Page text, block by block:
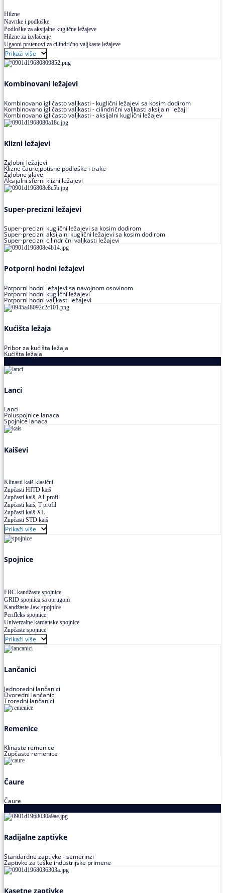
Hilzne
Navrtke i podloške
Podloške za aksijalne kuglične ležajeve
Hilzne za izvlačenje
Ugaoni prstenovi za cilindrično valjkaste ležajeve
Prikaži više
Kombinovani ležajevi
Kombinovano igličasto valjkasti - kuglični ležajevi sa kosim dodirom
Kombinovano igličasto valjkasti - cilindrični valjkasti aksijalni ležaji
Kombinovano igličasto valjkasti - aksijalni kuglični ležajevi
Klizni ležajevi
Zglobni ležajevi
Klizne čaure,potisne podloške i trake
Zglobne glave
Aksijalni sferni klizni ležajevi
Super-precizni ležajevi
Super-precizni kuglični ležajevi sa kosim dodirom
Super-precizni aksijalni kuglični ležajevi sa kosim dodirom
Super-precizni cilindrični valjkasti ležajevi
Potporni hodni ležajevi
Potporni hodni ležajevi sa navojnom osovinom
Potporni hodni kuglični ležajevi
Potporni hodni valjkasti ležajevi
Kućišta ležaja
Pribor za kućišta ležaja
Kućišta ležaja
Lanci
Lanci
Poluspojnice lanaca
Spojnice lanaca
Kaiševi
Klinasti kaiš klasični
Zupčasti HITD kaiš
Zupčasti kaiš, AT profil
Zupčasti kaiš, T profil
Zupčasti kaiš XL
Zupčasti STD kaiš
Uskoprofilno klinasto remenje
Uskoprofilno klinasto remenje spojeno
Uskoprofilno klinasto remenje XP extra power
Prikaži više
Spojnice
FRC kandžaste spojnice
GRID spojnica sa oprugom
Kandžaste Jaw spojnice
Perifleks spojnice
Univerzalne kardanske spojnice
Zupčaste spojnice
Prikaži više
Lančanici
Jednoredni lančanici
Dvoredni lančanici
Troredni lančanici
Remenice
Klinaste remenice
Zupčaste remenice
Čaure
Čaure
Radijalne zaptivke
Standardne zaptivke - semerinzi
Zaptivke za teške industrijske primene
Kasetne zaptivke